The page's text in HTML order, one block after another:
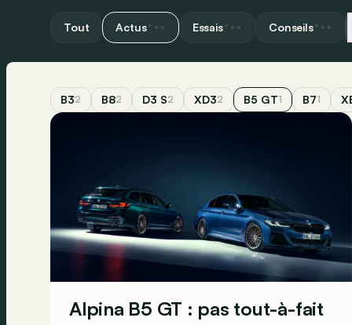
Tout Actus Essais Conseils
B32 B82 D3 S2 XD32 B5 GT1 B71
Alpina B5 GT : pas tout-à-fait